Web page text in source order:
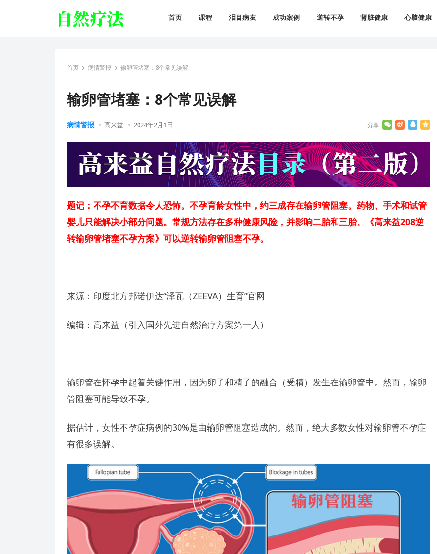
首页 课程 泪目病友 成功案例 逆转不孕 肾脏健康 心脑健康
首页 病情警报 输卵管堵塞：8个常见误解
输卵管堵塞：8个常见误解
病情警报 高来益 2024年2月1日
题记：不孕不育数据令人恐怖。不孕育龄女性中，约三成存在输卵管阻塞。药物、手术和试管
婴儿只能解决小部分问题。常规方法存在多种健康风险，并影响二胎和三胎。《高来益208逆
转输卵管堵塞不孕方案》可以逆转输卵管阻塞不孕。
来源：印度北方邦诺伊达“泽瓦（ZEEVA）生育”官网
编辑：高来益（引入国外先进自然治疗方案第一人）
输卵管在怀孕中起着关键作用，因为卵子和精子的融合（受精）发生在输卵管中。然而，输卵
管阻塞可能导致不孕。
据估计，女性不孕症病例的30%是由输卵管阻塞造成的。然而，绝大多数女性对输卵管不孕症
有很多误解。